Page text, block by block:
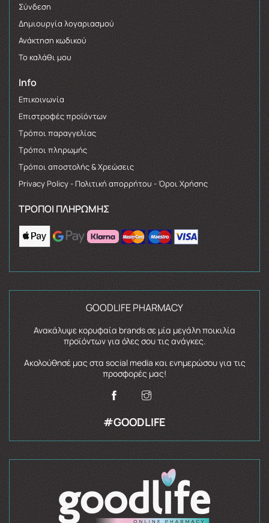
Σύνδεση
Δημιουργία λογαριασμού
Ανάκτηση κωδικού
Το καλάθι μου
Info
Επικοινωνία
Επιστροφές προϊόντων
Τρόποι παραγγελίας
Τρόποι πληρωμής
Τρόποι αποστολής & Χρεώσεις
Privacy Policy - Πολιτική απορρήτου - Όροι Χρήσης
ΤΡΌΠΟΙ ΠΛΗΡΩΜΉΣ
GOODLIFE PHARMACY
Ανακάλυψε κορυφαία brands σε μία μεγάλη ποικιλία
προϊόντων για όλες σου τις ανάγκες.
Ακολούθησέ μας στα social media και ενημερώσου για τις
προσφορές μας!
#GOODLIFE